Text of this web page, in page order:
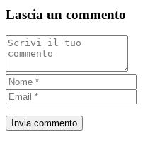
Lascia un commento